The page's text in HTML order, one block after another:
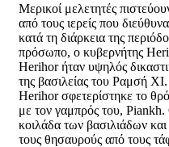
Μερικοί μελετητές
από τους ιερείς που
κατά τη διάρκεια της
πρόσωπο, ο κυβερνήτης
Herihor ήταν υψηλός
της βασιλείας του Ραμσή
Herihor σφετερίστηκε το
με τον γαμπρός του,
κοιλάδα των βασιλιάδων και
τους θησαυρούς από τους